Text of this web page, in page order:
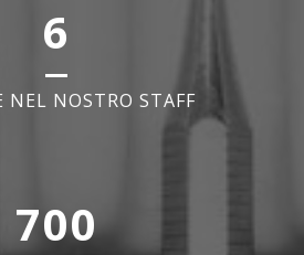
6
NEL NOSTRO STAFF
700